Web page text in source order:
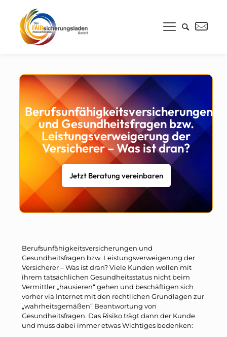
Berufsunfähigkeitsversicherungen
und Gesundheitsfragen bzw.
Leistungsverweigerung der
Versicherer – Was ist dran?
Jetzt Beratung vereinbaren
Berufsunfähigkeitsversicherungen und
Gesundheitsfragen bzw. Leistungsverweigerung der
Versicherer – Was ist dran? Viele Kunden wollen mit
ihrem tatsächlichen Gesundheitsstatus nicht beim
Vermittler „hausieren“ gehen und beschäftigen sich
vorher via Internet mit den rechtlichen Grundlagen zur
„wahrheitsgemäßen“ Beantwortung von
Gesundheitsfragen. Das Risiko trägt dann der Kunde
und muss dabei immer etwas Wichtiges bedenken: